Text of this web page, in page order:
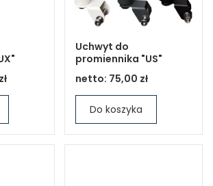
Uchwyt do
promiennika "US"
netto: 75,00 zł
Do koszyka